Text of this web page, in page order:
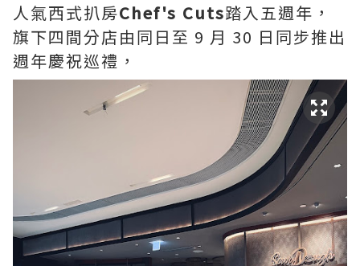
人氣西式扒房Chef's Cuts踏入五週年，
旗下四間分店由同日至 9 月 30 日同步推出
週年慶祝巡禮，